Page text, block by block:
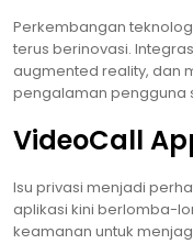
Perkembangan
terus berinovasi.
augmented reality, dan
pengalaman pengguna
VideoCall
Isu privasi menjadi
aplikasi kini berlomba-
keamanan untuk